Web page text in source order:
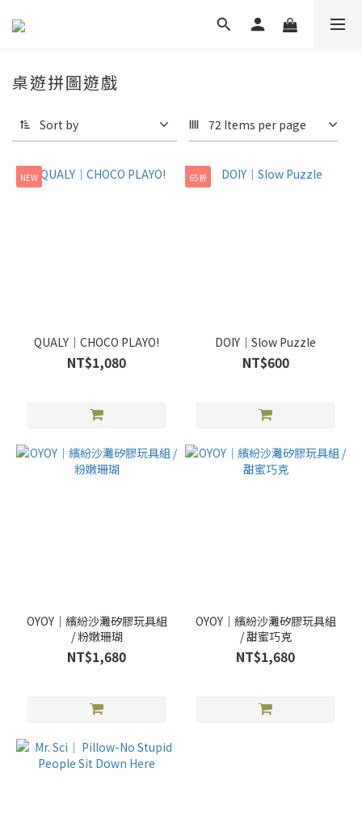
桌遊拼圖遊戲
Sort by 72 Items per page
NEW
QUALY｜CHOCO PLAYO!
NT$1,080
65折
DOIY｜Slow Puzzle
NT$600
OYOY｜繽紛沙灘矽膠玩具組
/ 粉嫩珊瑚
NT$1,680
OYOY｜繽紛沙灘矽膠玩具組
/ 甜蜜巧克
NT$1,680